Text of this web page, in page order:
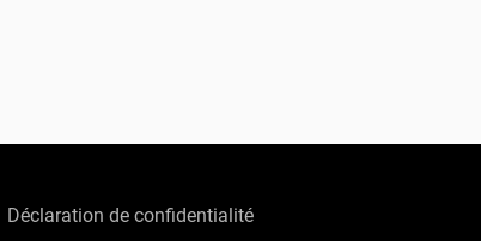
Déclaration de confidentialité